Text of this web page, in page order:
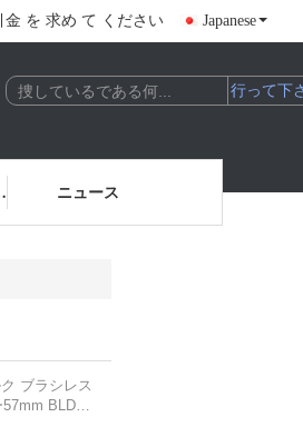
金 を 求め て ください Japanese
さい ニュース
ブラシレス
BLDC